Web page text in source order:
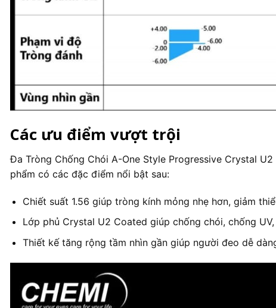
Các ưu điểm vượt trội
Đa Tròng Chống Chói A-One Style Progressive Crystal
phẩm có các đặc điểm nổi bật sau:
Chiết suất 1.56 giúp tròng kính mỏng nhẹ hơn, giảm
Lớp phủ Crystal U2 Coated giúp chống chói, chống
Thiết kế tăng rộng tầm nhìn gần giúp người đeo dễ